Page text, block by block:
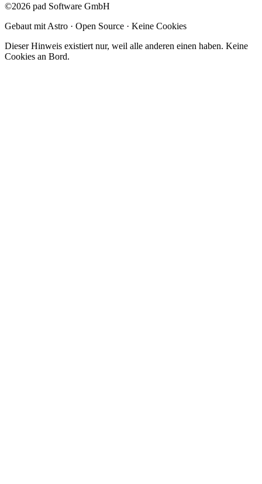
©2026 pad Software GmbH
Gebaut mit Astro · Open Source · Keine Cookies
Dieser Hinweis existiert nur, weil alle anderen einen haben. Keine
Cookies an Bord.